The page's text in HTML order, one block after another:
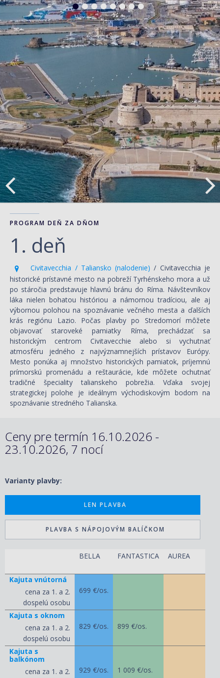
PROGRAM DEŇ ZA DŇOM
1. deň
Civitavecchia / Taliansko (nalodenie)/ Civitavecchia je
historické prístavné mesto na pobreží Tyrhénskeho mora a už
po stáročia predstavuje hlavnú bránu do Ríma. Návštevníkov
láka nielen bohatou históriou a námornou tradíciou, ale aj
výbornou polohou na spoznávanie večného mesta a ďalších
krás regiónu Lazio. Počas plavby po Stredomorí môžete
objavovať staroveké pamiatky Ríma, prechádzať sa
historickým centrom Civitavecchie alebo si vychutnať
atmosféru jedného z najvýznamnejších prístavov Európy.
Mesto ponúka aj množstvo historických pamiatok, príjemnú
prímorskú promenádu a reštaurácie, kde môžete ochutnať
tradičné špeciality talianskeho pobrežia. Vďaka svojej
strategickej polohe je ideálnym východiskovým bodom na
spoznávanie stredného Talianska.
Ceny pre termín 16.10.2026 -
23.10.2026, 7 nocí
Varianty plavby:
LEN PLAVBA
PLAVBA S NÁPOJOVÝM BALÍČKOM
BELLA FANTASTICA AUREA
Kajuta vnútorná
cena za 1. a 2.
dospelú osobu
699 €/os.
Kajuta s oknom
cena za 1. a 2.
dospelú osobu
829 €/os. 899 €/os.
Kajuta s
balkónom
cena za 1. a 2.
929 €/os. 1 009 €/os.